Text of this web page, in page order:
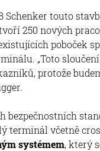
Schenker touto
250 nových
poboček
„Toto
protože
bezpečnostních
terminál včetně
systémem, který